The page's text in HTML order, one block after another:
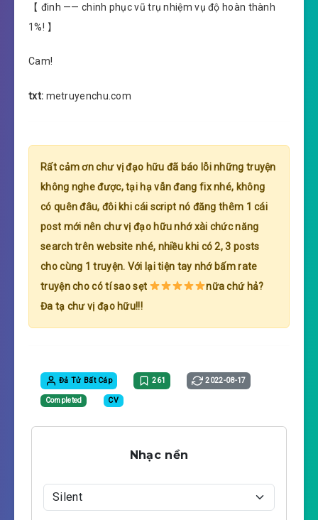
【 đinh —— chinh phục vũ trụ nhiệm vụ độ hoàn thành
1%! 】
Cam!
txt: metruyenchu.com
Rất cảm ơn chư vị đạo hữu đã báo lỗi những truyện
không nghe được, tại hạ vẫn đang fix nhé, không
có quên đâu, đôi khi cái script nó đăng thêm 1 cái
post mới nên chư vị đạo hữu nhớ xài chức năng
search trên website nhé, nhiều khi có 2, 3 posts
cho cùng 1 truyện. Với lại tiện tay nhớ bấm rate
truyện cho có tí sao sẹt
nữa chứ hả?
Đa tạ chư vị đạo hữu!!!
Đả Tử Bất Cáp 261 2022-08-17
Completed CV
Nhạc nền